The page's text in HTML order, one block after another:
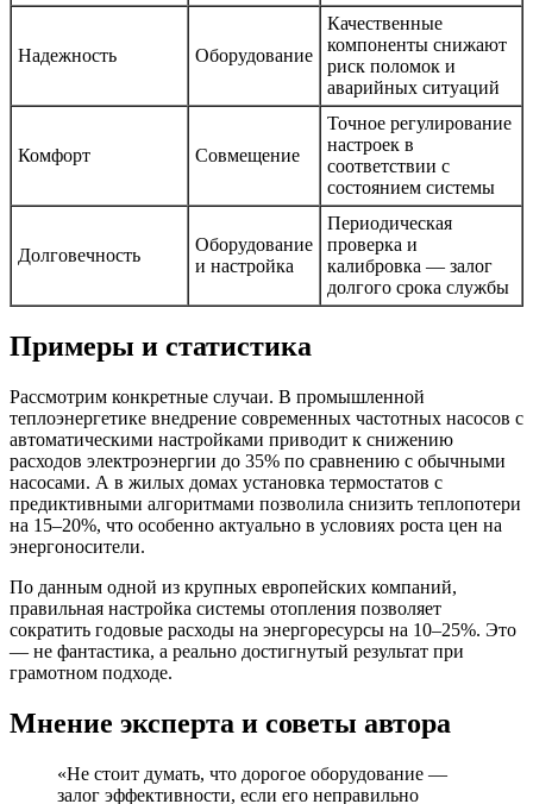
Надежность Оборудование
Качественные
компоненты снижают
риск поломок и
аварийных ситуаций
Комфорт Совмещение
Точное регулирование
настроек в
соответствии с
состоянием системы
Долговечность
Оборудование
и настройка
Периодическая
проверка и
калибровка — залог
долгого срока службы
Примеры и статистика
Рассмотрим конкретные случаи. В промышленной
теплоэнергетике внедрение современных частотных насосов с
автоматическими настройками приводит к снижению
расходов электроэнергии до 35% по сравнению с обычными
насосами. А в жилых домах установка термостатов с
предиктивными алгоритмами позволила снизить теплопотери
на 15–20%, что особенно актуально в условиях роста цен на
энергоносители.
По данным одной из крупных европейских компаний,
правильная настройка системы отопления позволяет
сократить годовые расходы на энергоресурсы на 10–25%. Это
— не фантастика, а реально достигнутый результат при
грамотном подходе.
Мнение эксперта и советы автора
«Не стоит думать, что дорогое оборудование —
залог эффективности, если его неправильно